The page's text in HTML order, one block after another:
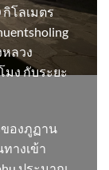
กิโลเมตร
ลวง
มง กับระยะ
องภูฏาน
างเข้า